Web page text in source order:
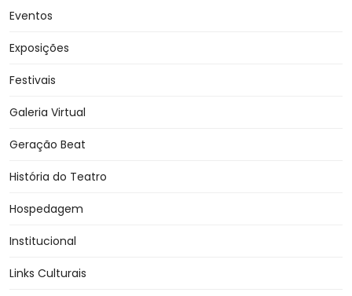
Eventos
Exposições
Festivais
Galeria Virtual
Geração Beat
História do Teatro
Hospedagem
Institucional
Links Culturais